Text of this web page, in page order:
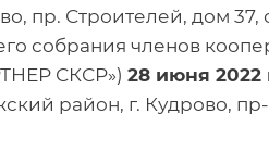
пр. Строителей, дом 37,
собрания членов
СКСР») 28 июня 2022
район, г. Кудрово,